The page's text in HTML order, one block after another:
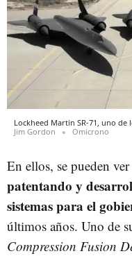
Lockheed Martin SR-71, uno de
Jim Gordon
Omicrono
En ellos, se pueden
patentando y
sistemas para el
últimos años. Uno de
Compression Fusion